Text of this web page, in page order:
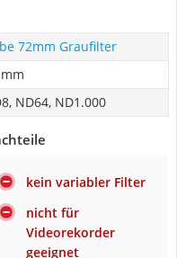
72mm Graufilter
ND64, ND1.000
kein variabler Filter
nicht für
Videorekorder
geeignet